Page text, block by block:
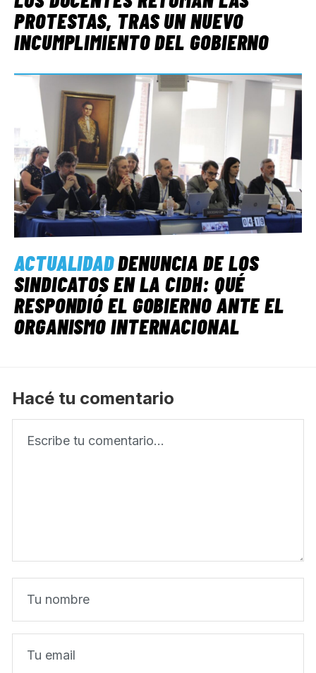
PROTESTAS, TRAS UN NUEVO
INCUMPLIMIENTO DEL GOBIERNO
ACTUALIDADDENUNCIA DE LOS
SINDICATOS EN LA CIDH: QUÉ
RESPONDIÓ EL GOBIERNO ANTE EL
ORGANISMO INTERNACIONAL
Hacé tu comentario